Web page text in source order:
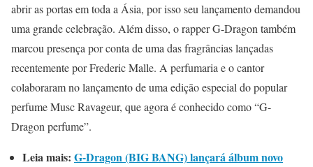
abrir as portas em toda a Ásia, por isso seu lançamento demandou
uma grande celebração. Além disso, o rapper G-Dragon também
marcou presença por conta de uma das fragrâncias lançadas
recentemente por Frederic Malle. A perfumaria e o cantor
colaboraram no lançamento de uma edição especial do popular
perfume Musc Ravageur, que agora é conhecido como “G-
Dragon perfume”.
Leia mais: G-Dragon (BIG BANG) lançará álbum novo